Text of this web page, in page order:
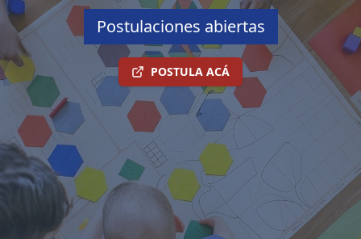
Postulaciones abiertas
POSTULA ACÁ